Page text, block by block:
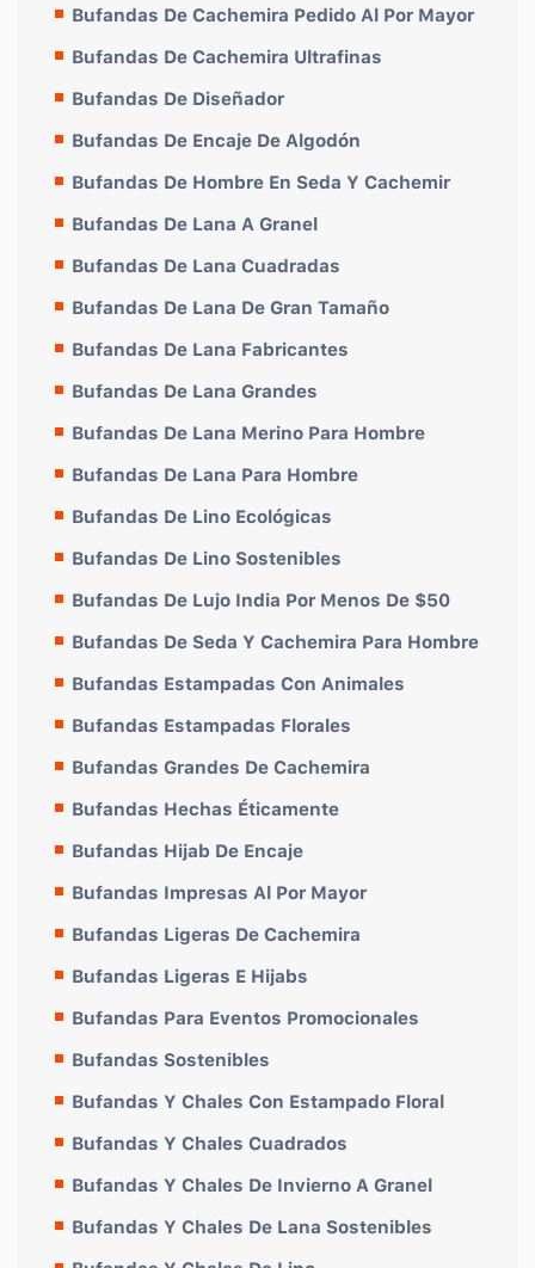
Bufandas De Cachemira Pedido Al Por Mayor
Bufandas De Cachemira Ultrafinas
Bufandas De Diseñador
Bufandas De Encaje De Algodón
Bufandas De Hombre En Seda Y Cachemir
Bufandas De Lana A Granel
Bufandas De Lana Cuadradas
Bufandas De Lana De Gran Tamaño
Bufandas De Lana Fabricantes
Bufandas De Lana Grandes
Bufandas De Lana Merino Para Hombre
Bufandas De Lana Para Hombre
Bufandas De Lino Ecológicas
Bufandas De Lino Sostenibles
Bufandas De Lujo India Por Menos De $50
Bufandas De Seda Y Cachemira Para Hombre
Bufandas Estampadas Con Animales
Bufandas Estampadas Florales
Bufandas Grandes De Cachemira
Bufandas Hechas Éticamente
Bufandas Hijab De Encaje
Bufandas Impresas Al Por Mayor
Bufandas Ligeras De Cachemira
Bufandas Ligeras E Hijabs
Bufandas Para Eventos Promocionales
Bufandas Sostenibles
Bufandas Y Chales Con Estampado Floral
Bufandas Y Chales Cuadrados
Bufandas Y Chales De Invierno A Granel
Bufandas Y Chales De Lana Sostenibles